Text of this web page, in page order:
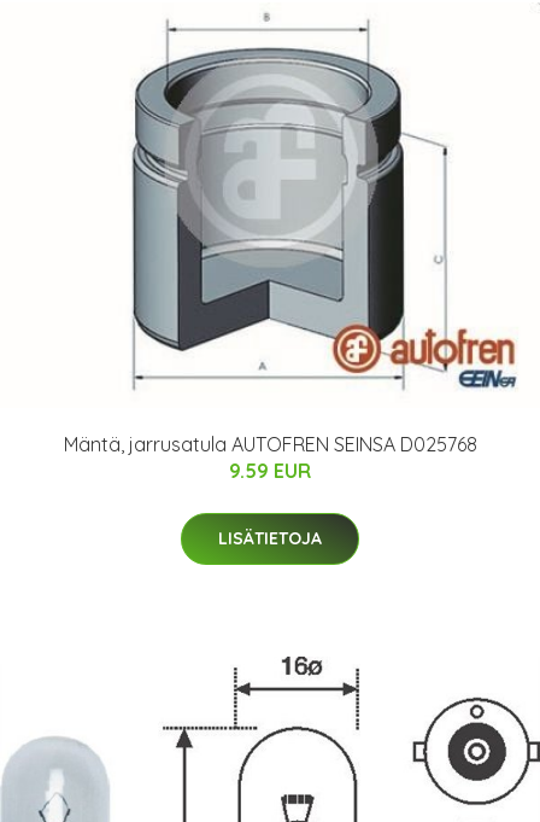
Mäntä, jarrusatula AUTOFREN SEINSA D025768
9.59 EUR
LISÄTIETOJA